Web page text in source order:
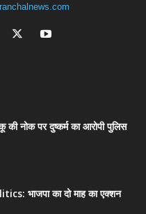
नोक पर दुष्कर्म का आरोपी पुलिस
भाजपा का दो माह का एक्शन